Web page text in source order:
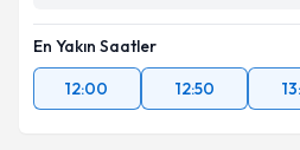
En Yakın Saatler
12:00
12:50